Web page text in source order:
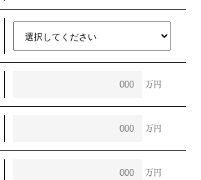
万円
万円
万円